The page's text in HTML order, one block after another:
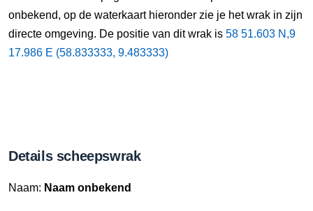
onbekend, op de waterkaart hieronder zie je het wrak in zijn
directe omgeving. De positie van dit wrak is 58 51.603 N,9
17.986 E (58.833333, 9.483333)
Details scheepswrak
Naam: Naam onbekend